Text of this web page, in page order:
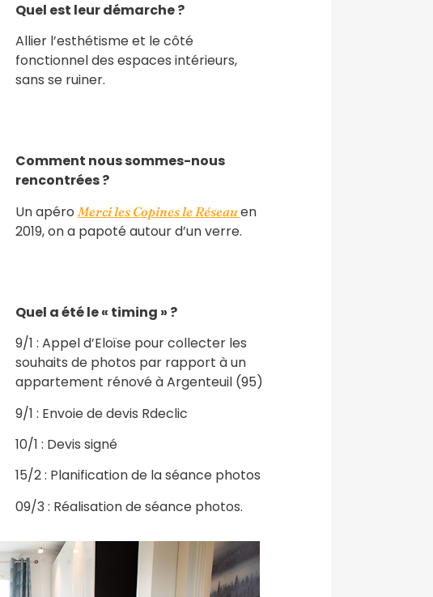
Quel est leur démarche ?
Allier l’esthétisme et le côté
fonctionnel des espaces intérieurs,
sans se ruiner.
Comment nous sommes-nous
rencontrées ?
Un apéro Merci les Copines le Réseau en
2019, on a papoté autour d’un verre.
Quel a été le « timing » ?
9/1 : Appel d’Eloïse pour collecter les
souhaits de photos par rapport à un
appartement rénové à Argenteuil (95)
9/1 : Envoie de devis Rdeclic
10/1 : Devis signé
15/2 : Planification de la séance photos
09/3 : Réalisation de séance photos.